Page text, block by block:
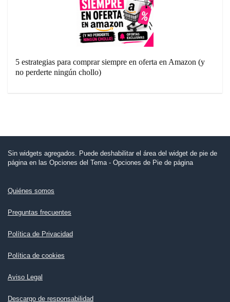
5 estrategias para comprar siempre en oferta en Amazon (y
no perderte ningún chollo)
Sin widgets agregados. Puede deshabilitar el área del widget de pie de
página en las Opciones del Tema - Opciones de Pie de página
Quiénes somos
Preguntas frecuentes
Política de Privacidad
Política de cookies
Aviso Legal
Descargo de responsabilidad